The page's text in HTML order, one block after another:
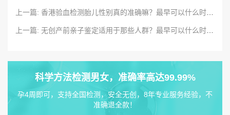
科学方法检测男女，准确率高达99.99%
孕4周即可，支持全国检测，安全无创，8年专业服务经验，不
准确退全款！